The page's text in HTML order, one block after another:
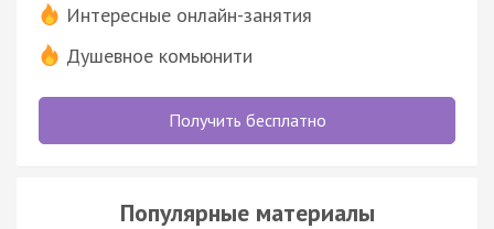
Интересные онлайн-занятия
Душевное комьюнити
Получить бесплатно
Популярные материалы